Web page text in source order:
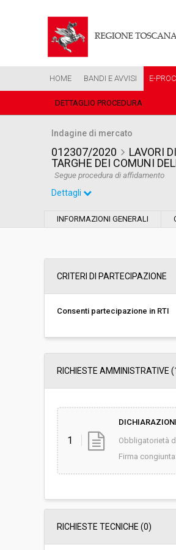
HOME BANDI E AVVISI E-
DETTAGLIO PROCEDURA
Indagine di mercato
012307/2020
LAVORI
TARGHE DEI COMUNI
Segue procedura di affidamento
Dettagli
INFORMAZIONI GENERALI
CRITERI DI PARTECIPAZIONE
Consenti partecipazione in RTI
RICHIESTE AMMINISTRATIVE
1
Obbligatorietà
Firma congiunta:
RICHIESTE TECNICHE (0)